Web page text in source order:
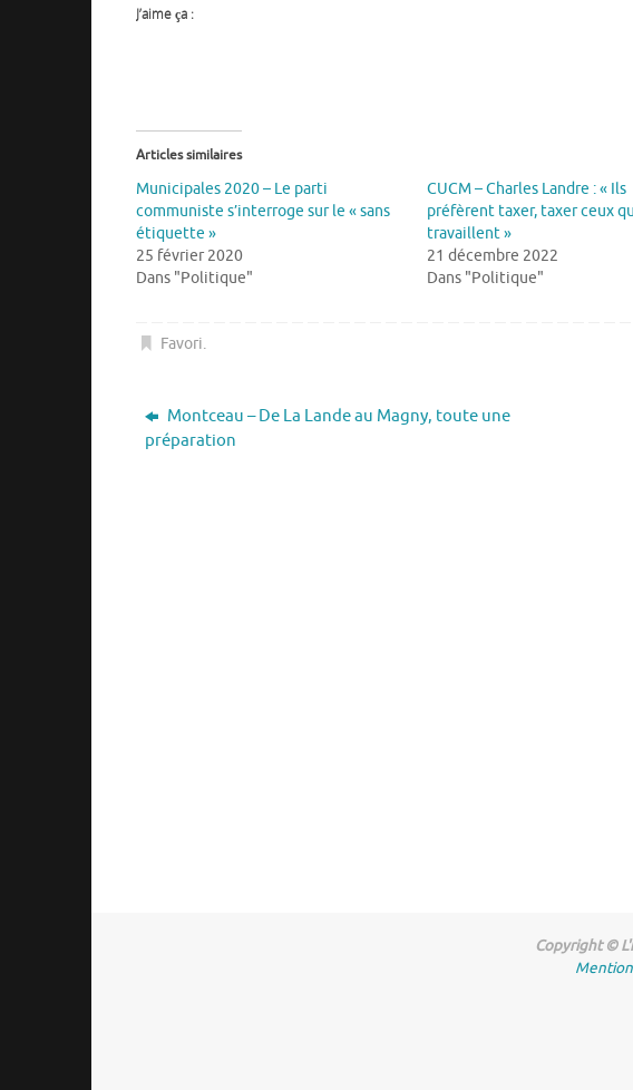
J’aime ça :
Articles similaires
Municipales 2020 – Le parti
communiste s’interroge sur le « sans
étiquette »
25 février 2020
Dans "Politique"
CUCM – Charles Landre : « Ils
préfèrent taxer, taxer ceux
travaillent »
21 décembre 2022
Dans "Politique"
Favori.
Montceau – De La Lande au Magny, toute une
préparation
Copyright ©